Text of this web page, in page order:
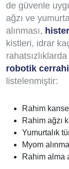
de güvenle
ağzı ve
alınması,
kistleri, idrar
robotik cerrahi
listelenmiştir:
Rahim
Rahim ağzı
Yumurtalık
Myom
Rahim alma